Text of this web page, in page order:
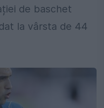
de baschet
la vârsta de 44